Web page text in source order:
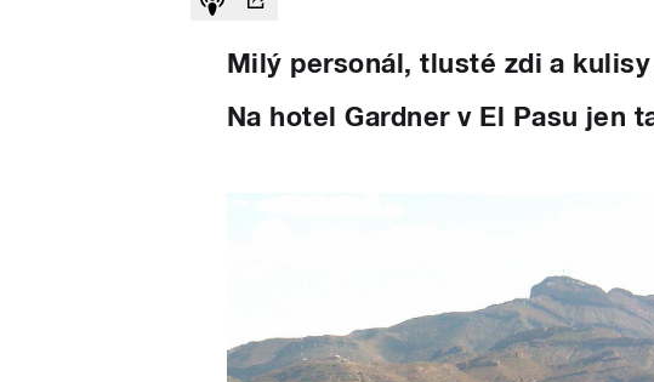
Milý personál, tlusté zdi a
Na hotel Gardner v El Pasu jen